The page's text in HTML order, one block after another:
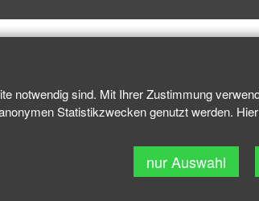
notwendig sind. Mit Ihrer Zustimmung
Statistikzwecken genutzt werden.
nur Auswahl